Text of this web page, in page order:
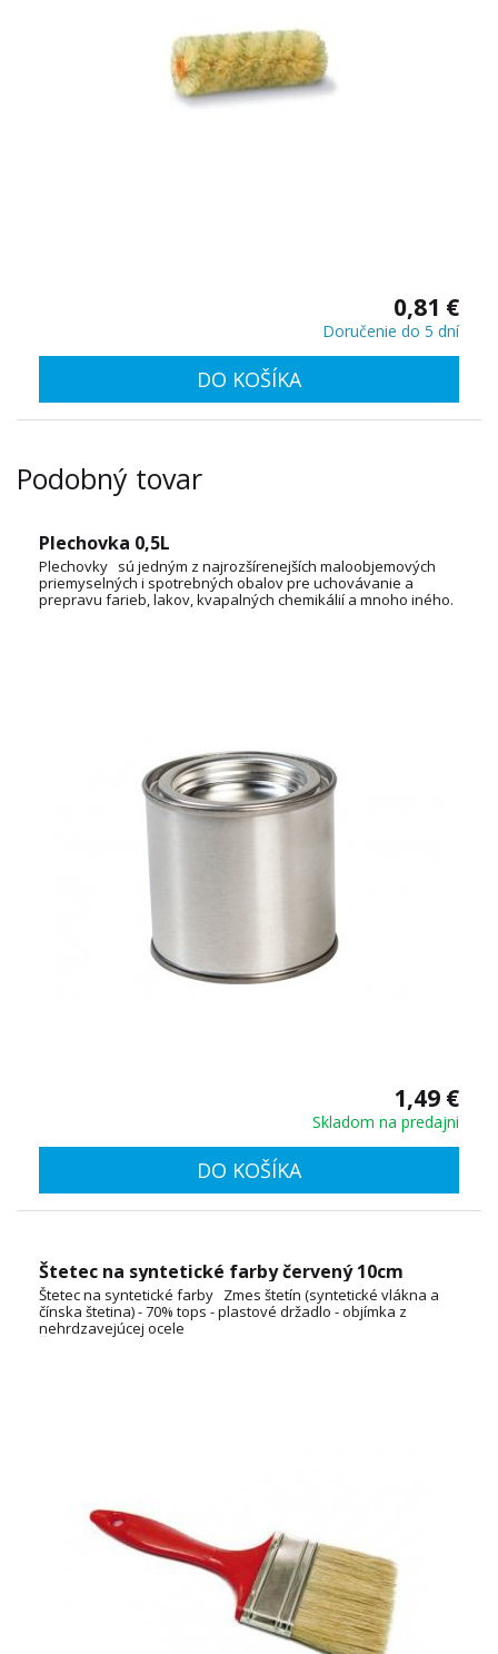
0,81 €
Doručenie do 5 dní
DO KOŠÍKA
Podobný tovar
Plechovka 0,5L
Plechovky sú jedným z najrozšírenejších maloobjemových
priemyselných i spotrebných obalov pre uchovávanie a
prepravu farieb, lakov, kvapalných chemikálií a mnoho iného.
1,49 €
Skladom na predajni
DO KOŠÍKA
Štetec na syntetické farby červený 10cm
Štetec na syntetické farby Zmes štetín (syntetické vlákna a
čínska štetina) - 70% tops - plastové držadlo - objímka z
nehrdzavejúcej ocele